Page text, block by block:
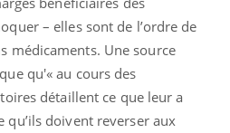
– elles sont de l’ordre de
médicaments. Une source
qu'« au cours des
détaillent ce que leur a
qu’ils doivent reverser aux